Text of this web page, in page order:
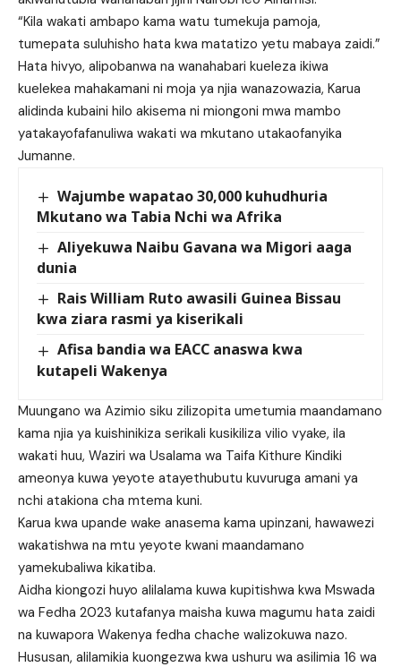
“Kila wakati ambapo kama watu tumekuja pamoja,
tumepata suluhisho hata kwa matatizo yetu mabaya zaidi.”
Hata hivyo, alipobanwa na wanahabari kueleza ikiwa
kuelekea mahakamani ni moja ya njia wanazowazia, Karua
alidinda kubaini hilo akisema ni miongoni mwa mambo
yatakayofafanuliwa wakati wa mkutano utakaofanyika
Jumanne.
Wajumbe wapatao 30,000 kuhudhuria
Mkutano wa Tabia Nchi wa Afrika
Aliyekuwa Naibu Gavana wa Migori aaga
dunia
Rais William Ruto awasili Guinea Bissau
kwa ziara rasmi ya kiserikali
Afisa bandia wa EACC anaswa kwa
kutapeli Wakenya
Muungano wa Azimio siku zilizopita umetumia maandamano
kama njia ya kuishinikiza serikali kusikiliza vilio vyake, ila
wakati huu, Waziri wa Usalama wa Taifa Kithure Kindiki
ameonya kuwa yeyote atayethubutu kuvuruga amani ya
nchi atakiona cha mtema kuni.
Karua kwa upande wake anasema kama upinzani, hawawezi
wakatishwa na mtu yeyote kwani maandamano
yamekubaliwa kikatiba.
Aidha kiongozi huyo alilalama kuwa kupitishwa kwa Mswada
wa Fedha 2023 kutafanya maisha kuwa magumu hata zaidi
na kuwapora Wakenya fedha chache walizokuwa nazo.
Hususan, alilamikia kuongezwa kwa ushuru wa asilimia 16 wa